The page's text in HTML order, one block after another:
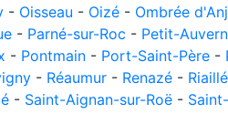
- Oisseau - Oizé - Ombrée
- Parné-sur-Roc - Petit-
- Pontmain - Port-Saint-Père -
- Réaumur - Renazé - Riaillé
- Saint-Aignan-sur-Roë -